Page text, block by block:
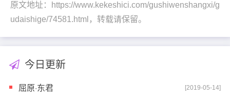
原文地址：https://www.kekeshici.com/gushiwenshangxi/g
udaishige/74581.html，转载请保留。
今日更新
屈原·东君 [2019-05-14]